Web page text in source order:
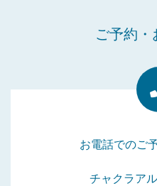
ご予約・
お電話でのご
チャクラア